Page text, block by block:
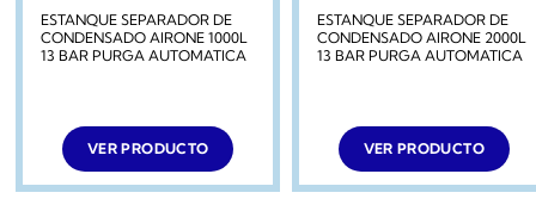
ESTANQUE SEPARADOR DE
CONDENSADO AIRONE 1000L
13 BAR PURGA AUTOMATICA
VER PRODUCTO
ESTANQUE SEPARADOR DE
CONDENSADO AIRONE 2000L
13 BAR PURGA AUTOMATICA
VER PRODUCTO